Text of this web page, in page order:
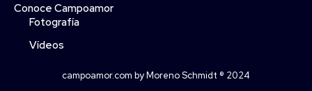
Conoce Campoamor
Fotografía
Vídeos
campoamor.com by Moreno Schmidt ® 2024